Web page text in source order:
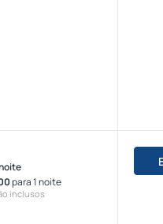
para 1 noite
inclusos